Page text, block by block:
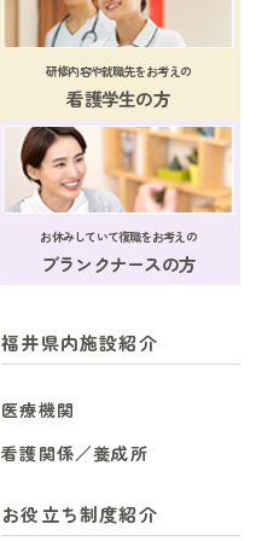
研修内容や就職先をお考えの
看護学生の方
お休みしていて復職をお考えの
ブランクナースの方
福井県内施設紹介
医療機関
看護関係／養成所
お役立ち制度紹介